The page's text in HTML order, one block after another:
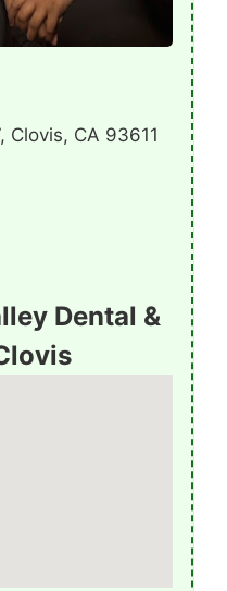
Clovis, CA 93611
Dental &